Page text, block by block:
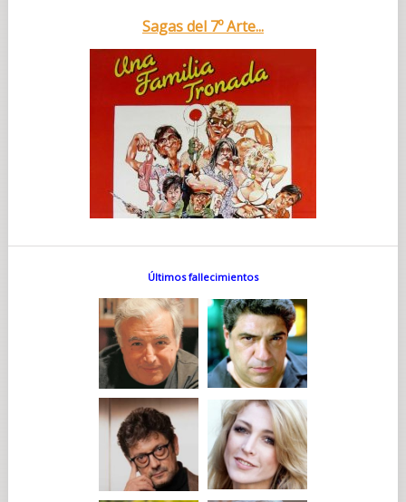
Sagas del 7º Arte...
Últimos fallecimientos